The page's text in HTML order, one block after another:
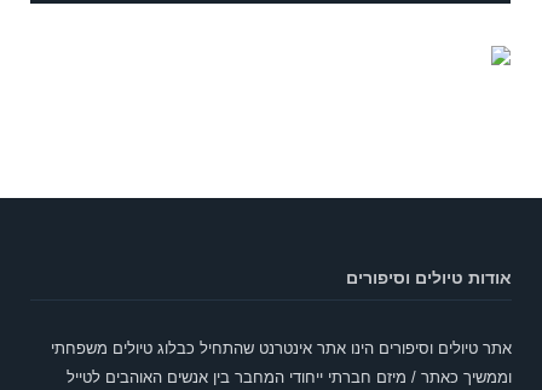
אודות טיולים וסיפורים
אתר טיולים וסיפורים הינו אתר אינטרנט שהתחיל כבלוג טיולים משפחתי
וממשיך כאתר / מיזם חברתי ייחודי המחבר בין אנשים האוהבים לטייל